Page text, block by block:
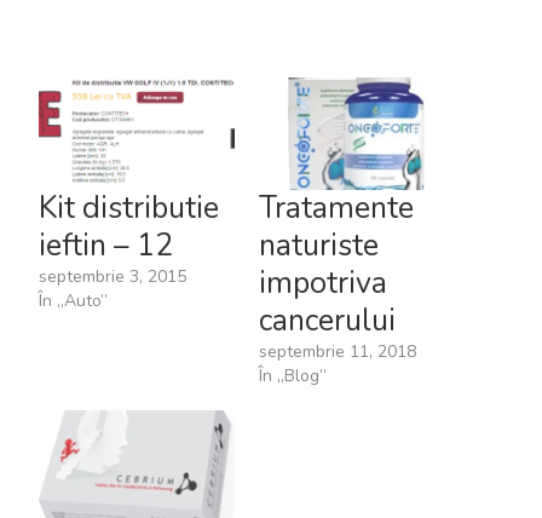
Kit distributie
ieftin – 12
septembrie 3, 2015
În „Auto”
Tratamente
naturiste
impotriva
cancerului
septembrie 11, 2018
În „Blog”